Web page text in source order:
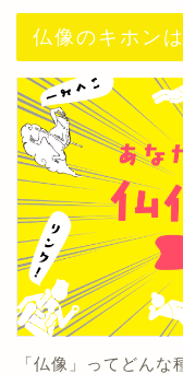
仏像のキホン
「仏像」ってどん